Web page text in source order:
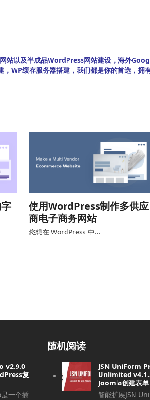
站以及半成品WordPress网站建设，海外
WP缓存服务器搭建，我们都是你的首选，拥
使用WordPress制作多供应
商电子商务网站
您想在 WordPress 中…
v2.9.0-
复
一个插
随机阅读
JSN UniForm
Unlimited
Joomla创建表单
智能扩展JSN